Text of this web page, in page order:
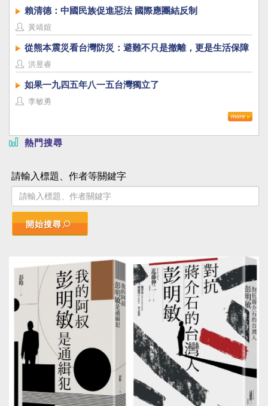
賴清德：中國民族促進惡法 國際應團結反制
黃靖媗
從熊本震災看台灣防災：避難不只是撤離，更是生活保障
洪昱睿
如果一九四五年八一五台灣獨立了
李敏勇
熱門搜尋
請輸入標題、作者等關鍵字
開始搜尋